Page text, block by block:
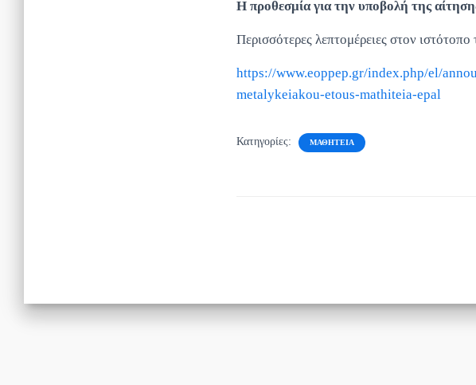
Η προθεσμία για την υποβολή της
Περισσότερες λεπτομέρειες στον
https://www.eoppep.gr/index.php/el/
metalykeiakou-etous-mathiteia-epal
Κατηγορίες: ΜΑΘΗΤΕΊΑ